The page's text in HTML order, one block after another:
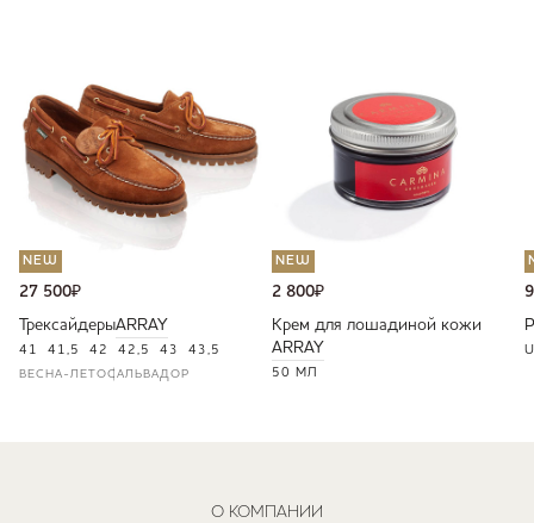
NEW
27 500₽
ТрексайдерыARRAY
41 41,5 42 42,5 43 43,5
ВЕСНА-ЛЕТОСАЛЬВАДОР
NEW
2 800₽
Крем для лошадиной кожи
ARRAY
50 МЛ
О КОМПАНИИ